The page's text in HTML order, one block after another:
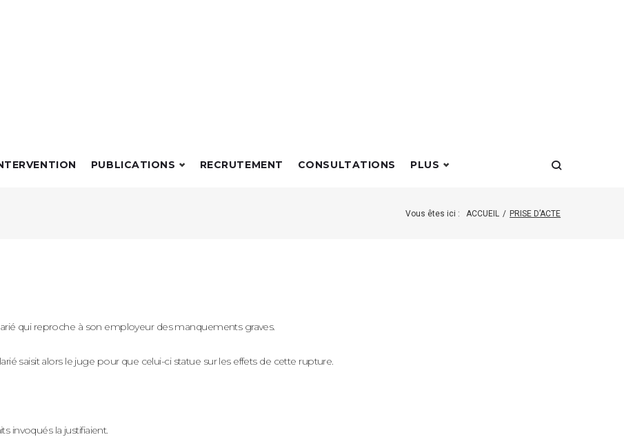
PUBLICATIONS RECRUTEMENT CONSULTATIONS PLUS
Vous êtes ici : ACCUEIL / PRISE D’ACTE
qui reproche à son employeur des manquements graves.
saisit alors le juge pour que celui-ci statue sur les effets de cette rupture.
invoqués la justifiaient.